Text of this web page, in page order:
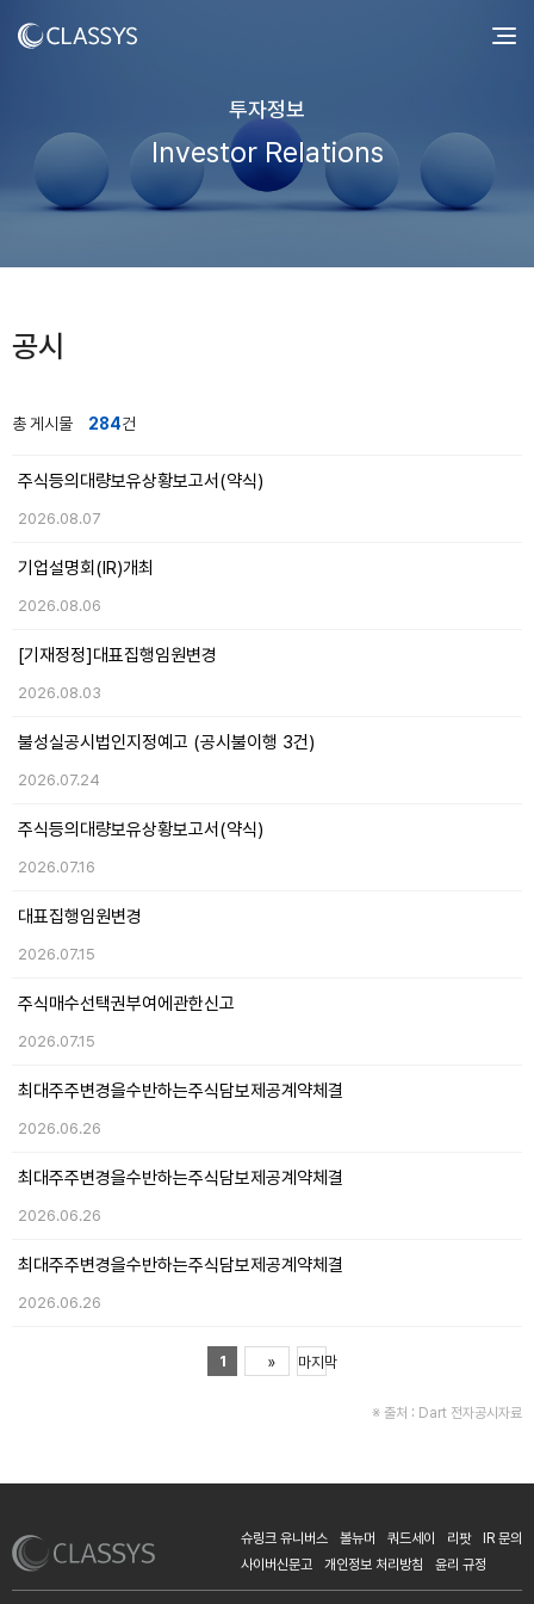
투자정보
Investor Relations
공시
총 게시물 284건
주식등의대량보유상황보고서(약식)
2026.08.07
기업설명회(IR)개최
2026.08.06
[기재정정]대표집행임원변경
2026.08.03
불성실공시법인지정예고 (공시불이행 3건)
2026.07.24
주식등의대량보유상황보고서(약식)
2026.07.16
대표집행임원변경
2026.07.15
주식매수선택권부여에관한신고
2026.07.15
최대주주변경을수반하는주식담보제공계약체결
2026.06.26
최대주주변경을수반하는주식담보제공계약체결
2026.06.26
최대주주변경을수반하는주식담보제공계약체결
2026.06.26
1 » 마지막
※ 출처 : Dart 전자공시자료
슈링크 유니버스 볼뉴머 쿼드세이 리팟
IR 문의
사이버신문고
개인정보 처리방침 윤리 규정